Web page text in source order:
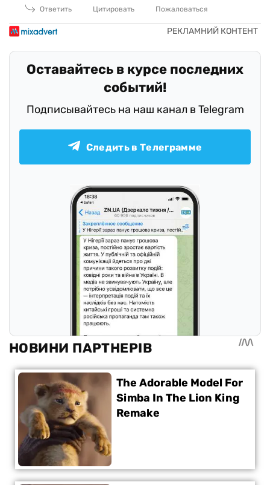
Ответить
Цитировать Пожаловаться
Оставайтесь в курсе последних
событий!
Подписывайтесь на наш канал в Telegram
Следить в Телеграмме